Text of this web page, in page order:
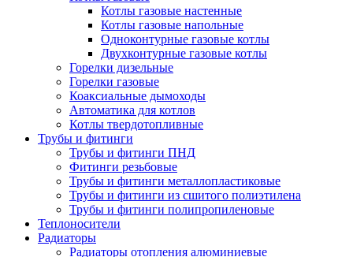
Котлы газовые настенные
Котлы газовые напольные
Одноконтурные газовые котлы
Двухконтурные газовые котлы
Горелки дизельные
Горелки газовые
Коаксиальные дымоходы
Автоматика для котлов
Котлы твердотопливные
Трубы и фитинги
Трубы и фитинги ПНД
Фитинги резьбовые
Трубы и фитинги металлопластиковые
Трубы и фитинги из сшитого полиэтилена
Трубы и фитинги полипропиленовые
Теплоносители
Радиаторы
Радиаторы отопления алюминиевые